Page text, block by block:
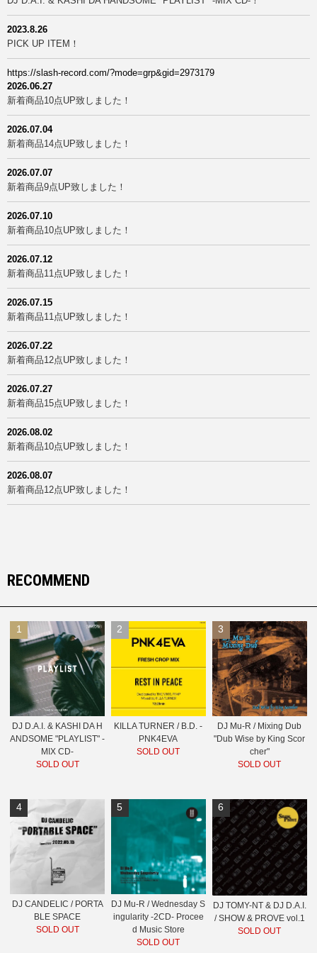
2023.8.26
PICK UP ITEM！
https://slash-record.com/?mode=grp&gid=2973179
2026.06.27
新着商品10点UP致しました！
2026.07.04
新着商品14点UP致しました！
2026.07.07
新着商品9点UP致しました！
2026.07.10
新着商品10点UP致しました！
2026.07.12
新着商品11点UP致しました！
2026.07.15
新着商品11点UP致しました！
2026.07.22
新着商品12点UP致しました！
2026.07.27
新着商品15点UP致しました！
2026.08.02
新着商品10点UP致しました！
2026.08.07
新着商品12点UP致しました！
RECOMMEND
1
DJ D.A.I. & KASHI DA H
ANDSOME "PLAYLIST" -
MIX CD-
SOLD OUT
2
KILLA TURNER / B.D. -
PNK4EVA
SOLD OUT
3
DJ Mu-R / Mixing Dub
"Dub Wise by King Scor
cher"
SOLD OUT
4
DJ CANDELIC / PORTA
BLE SPACE
SOLD OUT
5
DJ Mu-R / Wednesday S
ingularity -2CD- Procee
d Music Store
SOLD OUT
6
DJ TOMY-NT & DJ D.A.I.
/ SHOW & PROVE vol.1
SOLD OUT